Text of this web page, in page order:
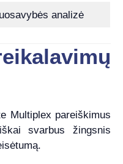
analizė
Multiplex pareiškimus
svarbus žingsnis